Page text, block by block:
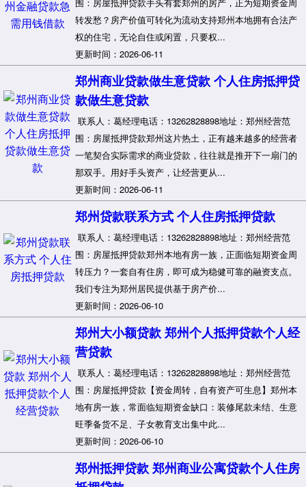
围：房屋抵押贷款手头有套郑州的房产，正为短期资金周
转发愁？房产价值可转化为流动支持郑州本地拥有合法产
权的住宅，无论自住或闲置，只要权...
更新时间：2026-06-11
郑州商业贷款做生意贷款 个人住房抵押贷
款做生意贷款
联系人：葛经理电话：13262828898地址：郑州经营范
围：房屋抵押贷款郑州这片热土，正有越来越多的经营者
一笔契合实际需求的商业贷款，往往就是推开下一扇门的
那双手。用好手头资产，让经营更从...
更新时间：2026-06-11
郑州贷款联系方式 个人住房抵押贷款
联系人：葛经理电话：13262828898地址：郑州经营范
围：房屋抵押贷款郑州本地有房一族，正面临短期资金周
转压力？一套自有住房，即可成为稳健可靠的融资支点。
我们专注为郑州居民提供基于房产价...
更新时间：2026-06-10
郑州大小额贷款 郑州个人抵押贷款个人经
营贷款
联系人：葛经理电话：13262828898地址：郑州经营范
围：房屋抵押贷款【资金周转，自有资产可生息】郑州本
地有房一族，常面临短期资金缺口：装修尾款未结、生意
旺季备货不足、子女教育支出集中此...
更新时间：2026-06-10
郑州抵押贷款 郑州商业公寓贷款个人住房